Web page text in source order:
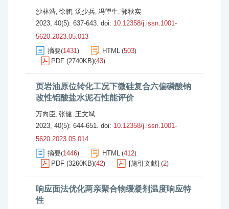
沙林浩, 徐鹏, 汤少兵, 冯望生, 郭秋实
2023, 40(5): 637-643. doi: 10.12358/j.issn.1001-
5620.2023.05.013
摘要(1431) HTML (503)
PDF (2740KB)(43)
页岩油原位转化工况下微硅复合六偏磷酸钠
改性铝酸盐水泥石性能评价
万向臣, 张健, 王文斌
2023, 40(5): 644-651. doi: 10.12358/j.issn.1001-
5620.2023.05.014
摘要(1446) HTML (412)
PDF (3260KB)(42) [施引文献] (2)
响应面法优化两亲聚合物缓凝剂温度响应特
性